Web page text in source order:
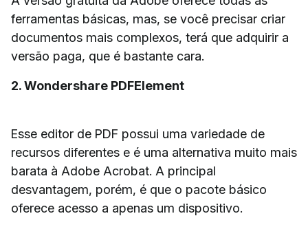
ferramentas básicas, mas, se você precisar criar
documentos mais complexos, terá que adquirir a
versão paga, que é bastante cara.
2. Wondershare PDFElement
Esse editor de PDF possui uma variedade de
recursos diferentes e é uma alternativa muito mais
barata à Adobe Acrobat. A principal
desvantagem, porém, é que o pacote básico
oferece acesso a apenas um dispositivo.